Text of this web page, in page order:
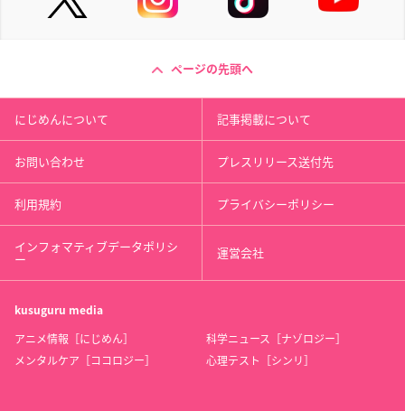
ページの先頭へ
にじめんについて 記事掲載について
お問い合わせ プレスリリース送付先
利用規約 プライバシーポリシー
インフォマティブデータポリシ
ー 運営会社
kusuguru media
アニメ情報［にじめん］
科学ニュース［ナゾロジー］
メンタルケア［ココロジー］
心理テスト［シンリ］